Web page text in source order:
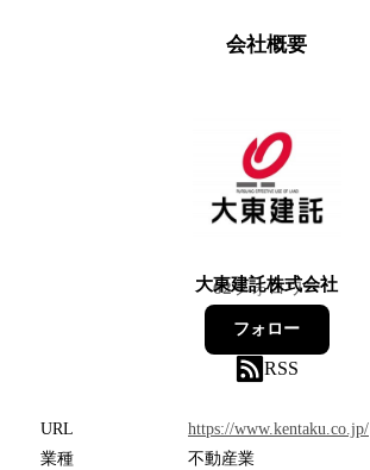
会社概要
大東建託株式会社
62フォロワー
フォロー
RSS
URL
https://www.kentaku.co.jp/
業種
不動産業